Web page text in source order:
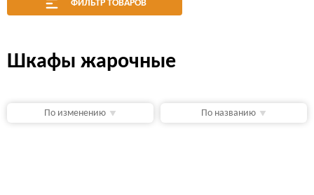
ФИЛЬТР ТОВАРОВ
Шкафы жарочные
По изменению По названию